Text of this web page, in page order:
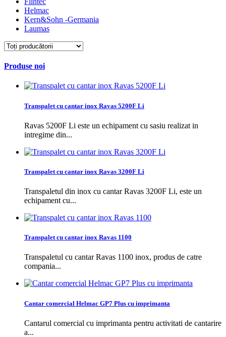
Helmac
Kern&Sohn -Germania
Laumas
Produse noi
Transpalet cu cantar inox Ravas 5200F Li
Ravas 5200F Li este un echipament cu sasiu realizat in
intregime din...
Transpalet cu cantar inox Ravas 3200F Li
Transpaletul din inox cu cantar Ravas 3200F Li, este un
echipament cu...
Transpalet cu cantar inox Ravas 1100
Transpaletul cu cantar Ravas 1100 inox, produs de catre
compania...
Cantar comercial Helmac GP7 Plus cu imprimanta
Cantarul comercial cu imprimanta pentru activitati de cantarire
a...